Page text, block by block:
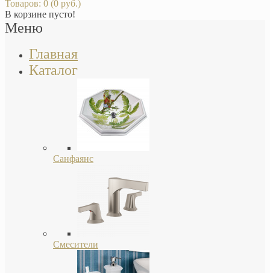
Товаров: 0 (0 руб.)
В корзине пусто!
Меню
Главная
Каталог
Санфаянс
Смесители